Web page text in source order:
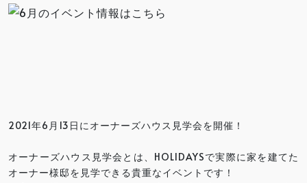
2021年6月13日にオーナーズハウス見学会を開催！
オーナーズハウス見学会とは、HOLIDAYSで実際に家を建てた
オーナー様邸を見学できる貴重なイベントです！